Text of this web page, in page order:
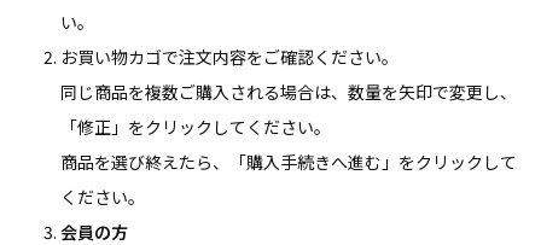
い。
お買い物カゴで注文内容をご確認ください。
同じ商品を複数ご購入される場合は、数量を矢印で変更し、
「修正」をクリックしてください。
商品を選び終えたら、「購入手続きへ進む」をクリックして
ください。
会員の方